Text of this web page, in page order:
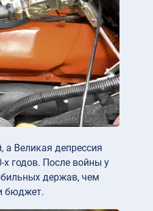
Великая депрессия
годов. После войны у
держав, чем
бюджет.